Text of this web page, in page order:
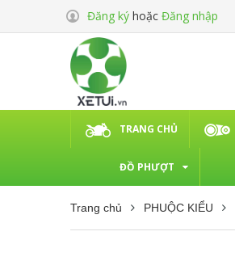
Đăng ký hoặc Đăng nhập
TRANG CHỦ
ĐỒ PHƯỢT
Trang chủ PHUỘC KIỂU